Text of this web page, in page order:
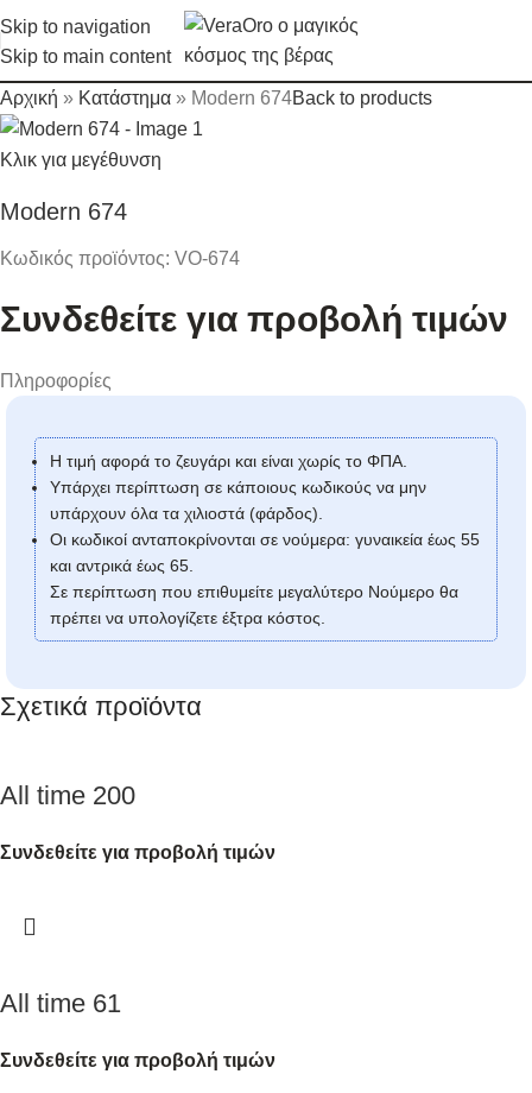
Skip to navigation
Skip to main content
Αρχική » Κατάστημα » Modern 674Back to products
Κλικ για μεγέθυνση
Modern 674
Κωδικός προϊόντος: VO-674
Συνδεθείτε για προβολή τιμών
Πληροφορίες
Η τιμή αφορά το ζευγάρι και είναι χωρίς το ΦΠΑ.
Υπάρχει περίπτωση σε κάποιους κωδικούς να μην
υπάρχουν όλα τα χιλιοστά (φάρδος).
Οι κωδικοί ανταποκρίνονται σε νούμερα: γυναικεία έως 55
και αντρικά έως 65.
Σε περίπτωση που επιθυμείτε μεγαλύτερο Νούμερο θα
πρέπει να υπολογίζετε έξτρα κόστος.
Σχετικά προϊόντα
All time 200
Συνδεθείτε για προβολή τιμών
All time 61
Συνδεθείτε για προβολή τιμών